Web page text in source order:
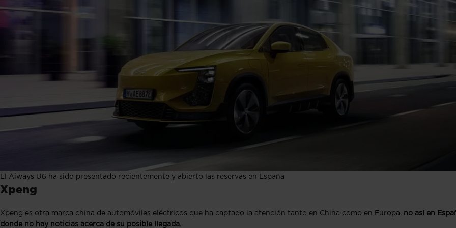
El Aiways U6 ha sido presentado recientemente y abierto las reservas en España
Xpeng
Xpeng es otra marca china de automóviles eléctricos que ha captado la atención tanto en China como en Europa, no así en
donde no hay noticias acerca de su posible llegada.